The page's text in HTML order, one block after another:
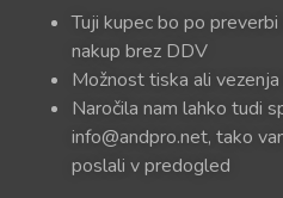
Tuji kupec bo po
nakup brez DDV
Možnost tiska ali
Naročila nam lahko tudi
info@andpro.net, tako
poslali v predogled